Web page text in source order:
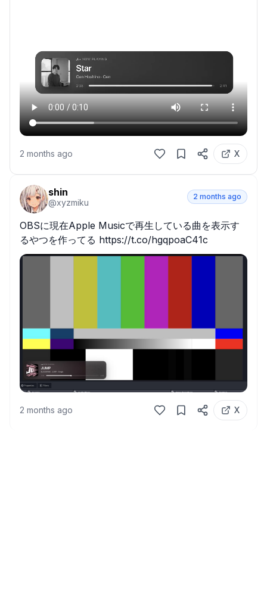
2 months ago X
shin
@xyzmiku
2 months ago
OBSに現在Apple Musicで再生している曲を表示す
るやつを作ってる https://t.co/hgqpoaC41c
2 months ago X